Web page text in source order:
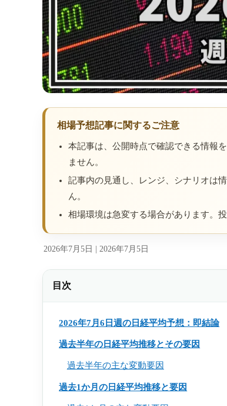
相場予想記事に関するご注意
本記事は、公開時点で確認できる情報
ません。
記事内の見通し、レンジ、シナリオは
ん。
相場環境は急変する場合があります。
2026年7月5日 | 2026年7月5日
目次
2026年7月6日週の日経平均予想：即結論
過去半年の日経平均推移とその要因
過去半年の主な変動要因
過去1か月の日経平均推移と要因